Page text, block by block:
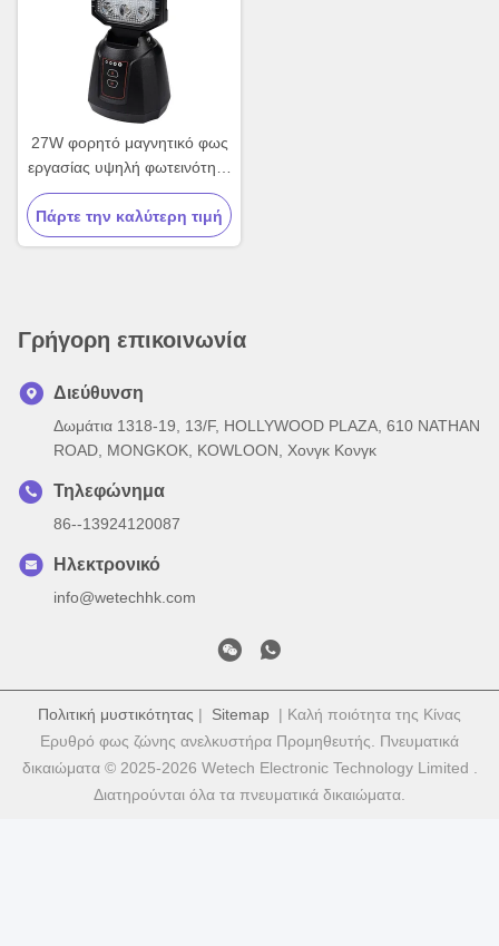
27W φορητό μαγνητικό φως
εργασίας υψηλή φωτεινότητα
μαγνητικό επαναφορτιζόμενο
φως OEM
Πάρτε την καλύτερη τιμή
Γρήγορη επικοινωνία
Διεύθυνση
Δωμάτια 1318-19, 13/F, HOLLYWOOD PLAZA, 610 NATHAN
ROAD, MONGKOK, KOWLOON, Χονγκ Κονγκ
Τηλεφώνημα
86--13924120087
Ηλεκτρονικό
info@wetechhk.com
Πολιτική μυστικότητας | Sitemap | Καλή ποιότητα της Κίνας
Ερυθρό φως ζώνης ανελκυστήρα Προμηθευτής. Πνευματικά
δικαιώματα © 2025-2026 Wetech Electronic Technology Limited .
Διατηρούνται όλα τα πνευματικά δικαιώματα.